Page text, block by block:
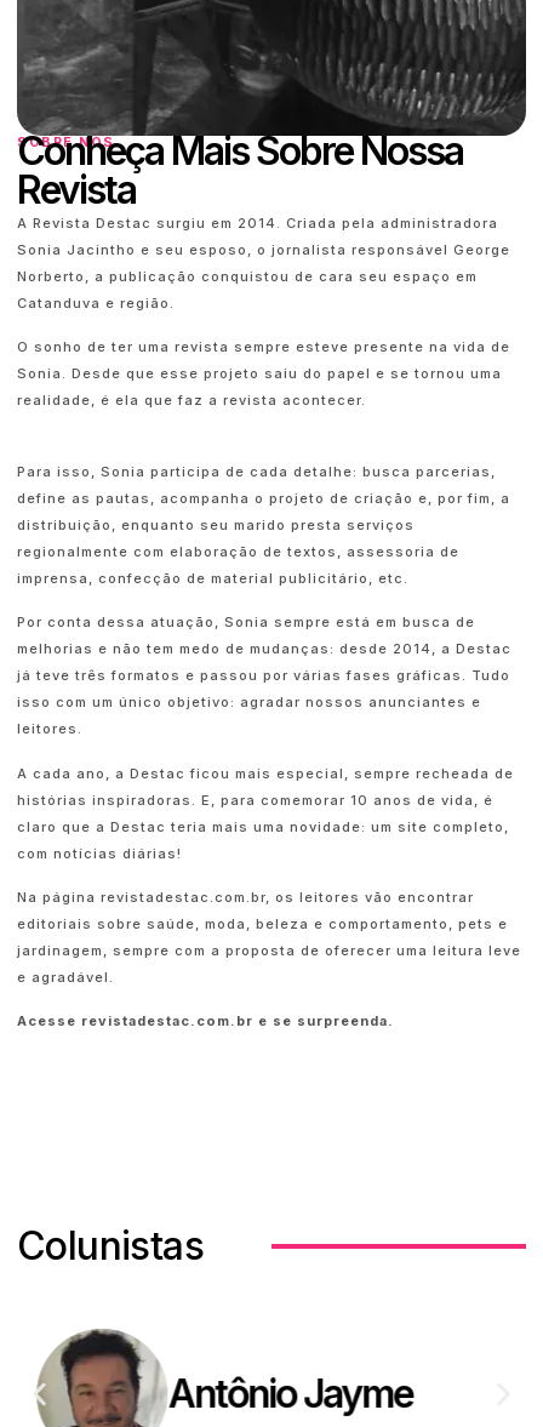
SOBRE NÓS
Conheça Mais Sobre Nossa
Revista
A Revista Destac surgiu em 2014. Criada pela administradora
Sonia Jacintho e seu esposo, o jornalista responsável George
Norberto, a publicação conquistou de cara seu espaço em
Catanduva e região.
O sonho de ter uma revista sempre esteve presente na vida de
Sonia. Desde que esse projeto saiu do papel e se tornou uma
realidade, é ela que faz a revista acontecer.
Para isso, Sonia participa de cada detalhe: busca parcerias,
define as pautas, acompanha o projeto de criação e, por fim, a
distribuição, enquanto seu marido presta serviços
regionalmente com elaboração de textos, assessoria de
imprensa, confecção de material publicitário, etc.
Por conta dessa atuação, Sonia sempre está em busca de
melhorias e não tem medo de mudanças: desde 2014, a Destac
já teve três formatos e passou por várias fases gráficas. Tudo
isso com um único objetivo: agradar nossos anunciantes e
leitores.
A cada ano, a Destac ficou mais especial, sempre recheada de
histórias inspiradoras. E, para comemorar 10 anos de vida, é
claro que a Destac teria mais uma novidade: um site completo,
com notícias diárias!
Na página revistadestac.com.br, os leitores vão encontrar
editoriais sobre saúde, moda, beleza e comportamento, pets e
jardinagem, sempre com a proposta de oferecer uma leitura leve
e agradável.
Acesse revistadestac.com.br e se surpreenda.
Colunistas
Antônio Jayme